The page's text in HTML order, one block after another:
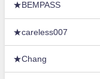
★BEMPASS
★careless007
★Chang